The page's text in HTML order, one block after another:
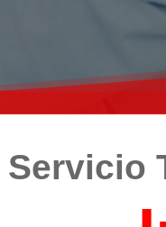
Servicio